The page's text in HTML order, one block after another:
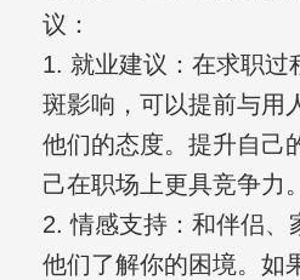
议：
1. 就业建议：在求职过
斑影响，可以提前与用
他们的态度。提升自己
己在职场上更具竞争力。
2. 情感支持：和伴侣、
他们了解你的困境。如